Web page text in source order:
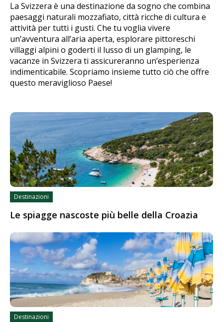
La Svizzera è una destinazione da sogno che combina
paesaggi naturali mozzafiato, città ricche di cultura e
attività per tutti i gusti. Che tu voglia vivere
un’avventura all’aria aperta, esplorare pittoreschi
villaggi alpini o goderti il lusso di un glamping, le
vacanze in Svizzera ti assicureranno un’esperienza
indimenticabile. Scopriamo insieme tutto ciò che offre
questo meraviglioso Paese!
Destinazioni
Le spiagge nascoste più belle della Croazia
Destinazioni